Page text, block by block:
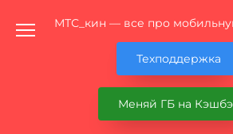
МТС_кин — все про
Техподдержка
Меняй ГБ на